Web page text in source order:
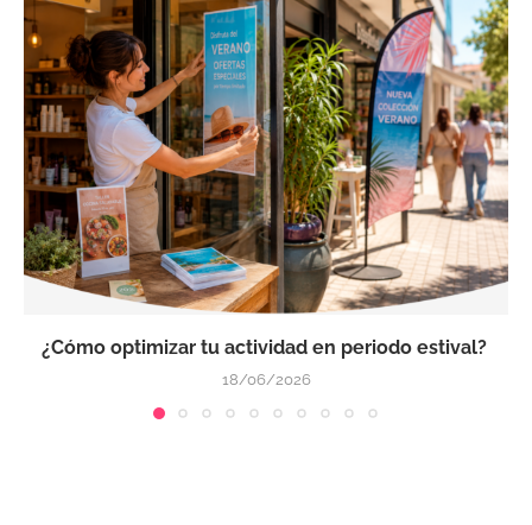
¿Cómo optimizar tu actividad en periodo estival?
18/06/2026